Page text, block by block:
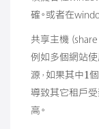
確。或者在
共享主機（
例如多個網站
源，如果其中1
導致其它租戶受
高。